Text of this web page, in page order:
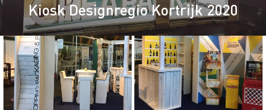
Kiosk Designregio Kortrijk 2020